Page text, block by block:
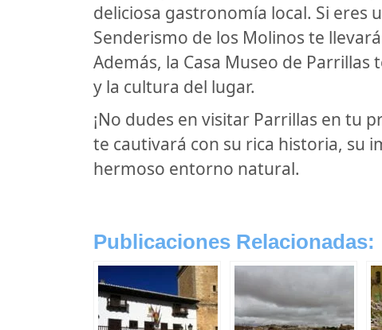
deliciosa gastronomía local. Si eres
Senderismo de los Molinos te
Además, la Casa Museo de
y la cultura del lugar.
¡No dudes en visitar Parrillas en tu
te cautivará con su rica historia, su
hermoso entorno natural.
Publicaciones Relacionadas: